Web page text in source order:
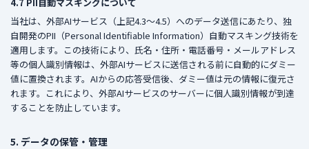
当社は、外部AIサービス（上記4.3〜4.5）へのデータ送信にあたり、独
自開発のPII（Personal Identifiable Information）自動マスキング技術を
適用します。この技術により、氏名・住所・電話番号・メールアドレス
等の個人識別情報は、外部AIサービスに送信される前に自動的にダミー
値に置換されます。AIからの応答受信後、ダミー値は元の情報に復元さ
れます。これにより、外部AIサービスのサーバーに個人識別情報が到達
することを防止しています。
5. データの保管・管理